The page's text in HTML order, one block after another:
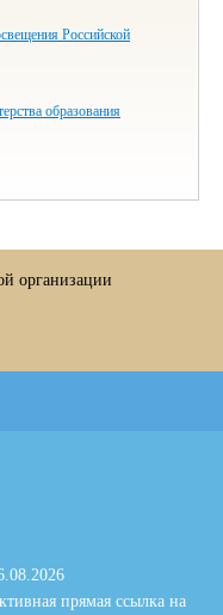
Российской
образования
организации
прямая ссылка на